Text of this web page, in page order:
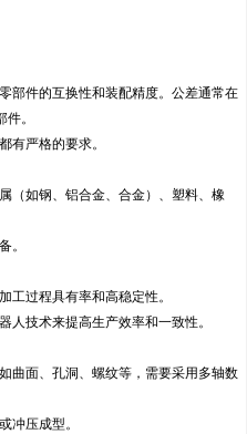
部件的互换性和装配精度。公差通常在
。
有严格的要求。
（如钢、铝合金、合金）、塑料、橡
。
工过程具有率和高稳定性。
人技术来提高生产效率和一致性。
曲面、孔洞、螺纹等，需要采用多轴数
冲压成型。